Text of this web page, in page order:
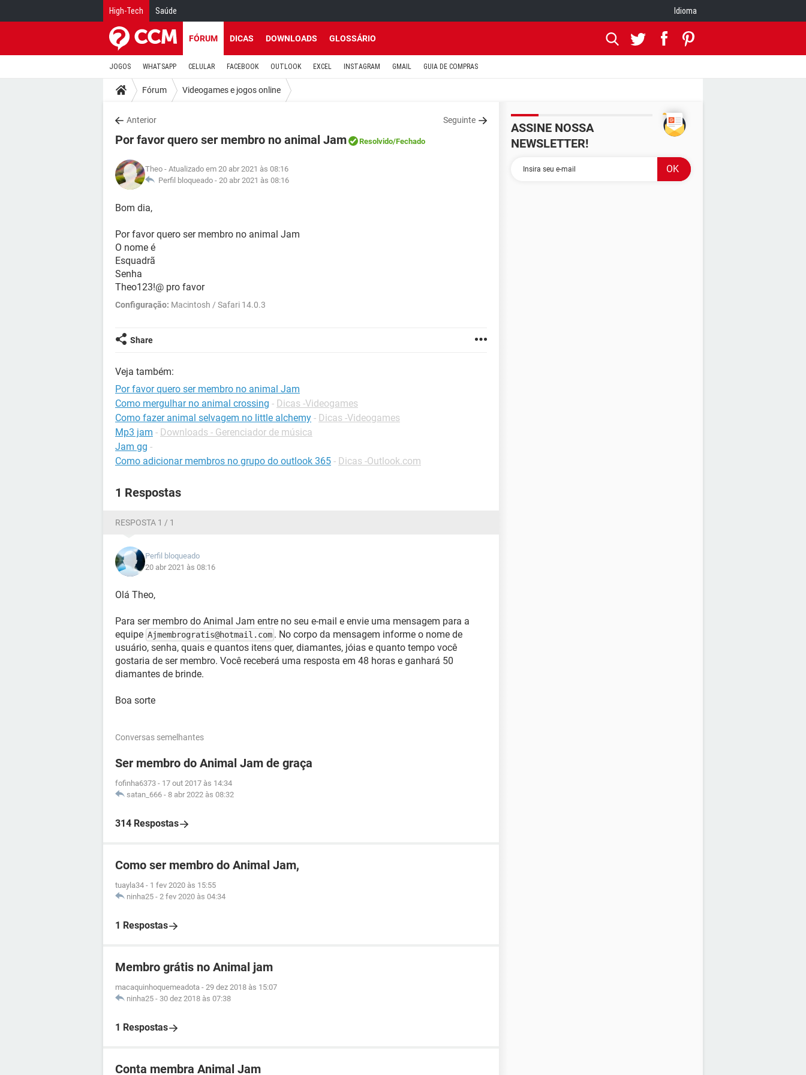
High-Tech Saúde Idioma
FÓRUM DICAS DOWNLOADS GLOSSÁRIO
JOGOS WHATSAPP CELULAR FACEBOOK OUTLOOK EXCEL INSTAGRAM GMAIL GUIA DE COMPRAS
Fórum Videogames e jogos online
Anterior Seguinte
Por favor quero ser membro no animal Jam Resolvido/Fechado
Theo - Atualizado em 20 abr 2021 às 08:16
Perfil bloqueado - 20 abr 2021 às 08:16
Bom dia,
Por favor quero ser membro no animal Jam
O nome é
Esquadrã
Senha
Theo123!@ pro favor
Configuração: Macintosh / Safari 14.0.3
Share
Veja também:
Por favor quero ser membro no animal Jam
Como mergulhar no animal crossing - Dicas -Videogames
Como fazer animal selvagem no little alchemy - Dicas -Videogames
Mp3 jam - Downloads - Gerenciador de música
Jam gg -
Como adicionar membros no grupo do outlook 365 - Dicas -Outlook.com
1 Respostas
RESPOSTA 1 / 1
Perfil bloqueado
20 abr 2021 às 08:16
Olá Theo,
Para ser membro do Animal Jam entre no seu e-mail e envie uma mensagem para a
equipe Ajmembrogratis@hotmail.com . No corpo da mensagem informe o nome de
usuário, senha, quais e quantos itens quer, diamantes, jóias e quanto tempo você
gostaria de ser membro. Você receberá uma resposta em 48 horas e ganhará 50
diamantes de brinde.
Boa sorte
Conversas semelhantes
Ser membro do Animal Jam de graça
fofinha6373 - 17 out 2017 às 14:34
satan_666 - 8 abr 2022 às 08:32
314 Respostas
Como ser membro do Animal Jam,
tuayla34 - 1 fev 2020 às 15:55
ninha25 - 2 fev 2020 às 04:34
1 Respostas
Membro grátis no Animal jam
macaquinhoquemeadota - 29 dez 2018 às 15:07
ninha25 - 30 dez 2018 às 07:38
1 Respostas
Conta membra Animal Jam
ASSINE NOSSA
NEWSLETTER!